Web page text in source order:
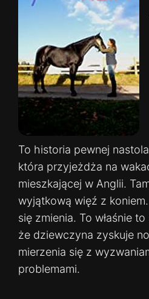
To historia pewnej
która przyjeżdża na
mieszkającej w Anglii.
wyjątkową więź z
się zmienia. To właśnie
że dziewczyna zyskuje
mierzenia się z
problemami.